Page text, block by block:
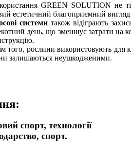
GREEN SOLUTION не
естетичний благоприємний
системитакож відіграють
день, що зменшує затрати на
того, рослини використовують для
залишаються неушкодженими.
спорт, технології
спорт.